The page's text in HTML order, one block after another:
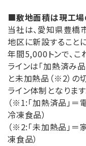
■敷地面積は現工
当社は、愛知県豊橋
地区に新設すること
年間5,000トンで、
ラインは「加熱済み
と未加熱品（※2）の
ライン体制となります
（※1:「加熱済品」
冷凍食品）
（※2:「未加熱品」
凍食品）